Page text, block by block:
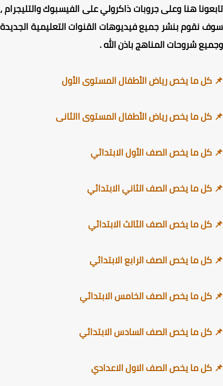
هنا وعلى جروبات ذاكرولي على الفيسبوك والتليجرام ،
نقوم بنشر جميع فيديوهات القنوات التعليمية الجديدة
شروحات المناهج باذن الله .
ما يخص رياض الأطفال المستوى الأول
ما يخص رياض الأطفال المستوى االثانى
ما يخص الصف الأول الابتدائي
ما يخص الصف الثاني الابتدائي
ما يخص الصف الثالث الابتدائي
ما يخص الصف الرابع الابتدائي
ما يخص الصف الخامس الابتدائي
ما يخص الصف السادس الابتدائي
ما يخص الصف الاول الاعدادي